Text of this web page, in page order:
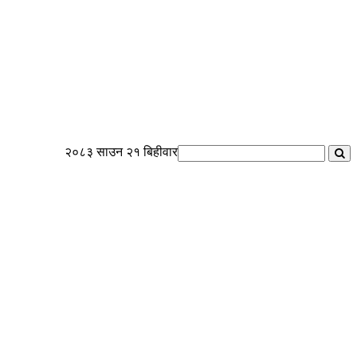
२०८३ साउन २१ बिहीवार